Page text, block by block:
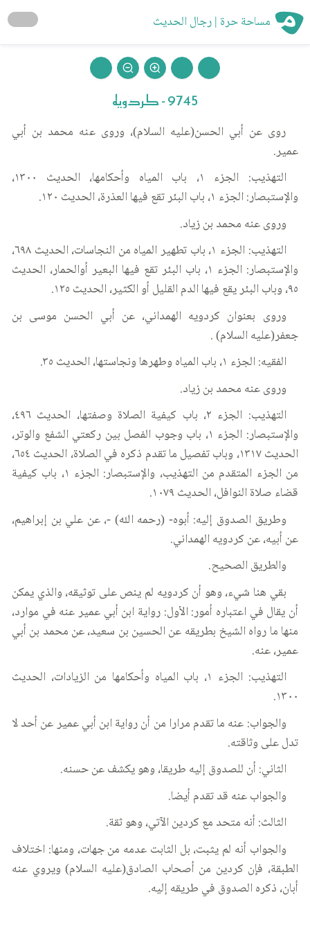
مساحة حرة | رجال الحديث
9745 - كردويه
روى عن أبي الحسن(عليه السلام)، وروى عنه محمد بن أبي
عمير.
التهذيب: الجزء ١، باب المياه وأحكامها، الحديث ١٣٠٠،
والإستبصار: الجزء ١، باب البئر تقع فيها العذرة، الحديث ١٢٠.
وروى عنه محمد بن زياد.
التهذيب: الجزء ١، باب تطهير المياه من النجاسات، الحديث ٦٩٨،
والإستبصار: الجزء ١، باب البئر تقع فيها البعير أوالحمار، الحديث
٩٥، وباب البئر يقع فيها الدم القليل أو الكثير، الحديث ١٢٥.
وروى بعنوان كردويه الهمداني، عن أبي الحسن موسى بن
جعفر(عليه السلام) .
الفقيه: الجزء ١، باب المياه وطهرها ونجاستها، الحديث ٣٥.
وروى عنه محمد بن زياد.
التهذيب: الجزء ٢، باب كيفية الصلاة وصفتها، الحديث ٤٩٦،
والإستبصار: الجزء ١، باب وجوب الفصل بين ركعتي الشفع والوتر،
الحديث ١٣١٧، وباب تفصيل ما تقدم ذكره في الصلاة، الحديث ٦٥٤،
من الجزء المتقدم من التهذيب، والإستبصار: الجزء ١، باب كيفية
قضاء صلاة النوافل، الحديث ١٠٧٩.
وطريق الصدوق إليه: أبوه- (رحمه الله) -، عن علي بن إبراهيم،
عن أبيه، عن كردويه الهمداني.
والطريق الصحيح.
بقي هنا شيء، وهو أن كردويه لم ينص على توثيقه، والذي يمكن
أن يقال في اعتباره أمور: الأول: رواية ابن أبي عمير عنه في موارد،
منها ما رواه الشيخ بطريقه عن الحسين بن سعيد، عن محمد بن أبي
عمير، عنه.
التهذيب: الجزء ١، باب المياه وأحكامها من الزيادات، الحديث
١٣٠٠.
والجواب: عنه ما تقدم مرارا من أن رواية ابن أبي عمير عن أحد لا
تدل على وثاقته.
الثاني: أن للصدوق إليه طريقا، وهو يكشف عن حسنه.
والجواب عنه قد تقدم أيضا.
الثالث: أنه متحد مع كردين الآتي، وهو ثقة.
والجواب أنه لم يثبت، بل الثابت عدمه من جهات، ومنها: اختلاف
الطبقة، فإن كردين من أصحاب الصادق(عليه السلام) ويروي عنه
أبان، ذكره الصدوق في طريقه إليه.